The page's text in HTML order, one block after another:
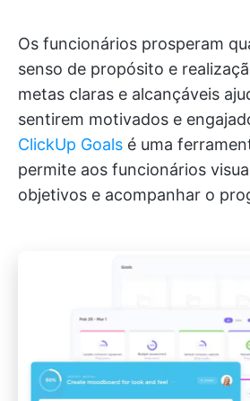
Os funcionários prosperam
senso de propósito e
metas claras e alcançáveis
sentirem motivados e
ClickUp Goals é uma
permite aos funcionários
objetivos e acompanhar o